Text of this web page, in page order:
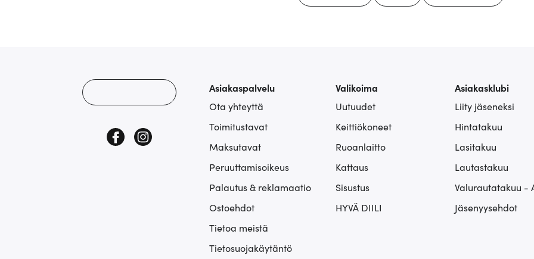
Asiakaspalvelu
Ota yhteyttä
Toimitustavat
Maksutavat
Peruuttamisoikeus
Palautus & reklamaatio
Ostoehdot
Tietoa meistä
Tietosuojakäytäntö
Valikoima
Uutuudet
Keittiökoneet
Ruoanlaitto
Kattaus
Sisustus
HYVÄ DIILI
Asiakasklubi
Liity jäseneksi
Hintatakuu
Lasitakuu
Lautastakuu
Valurautatakuu -
Jäsenyysehdot